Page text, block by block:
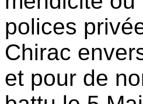
polices
Chirac
et pour de